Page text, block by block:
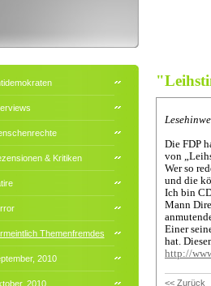
& Kritiken
Themenfremdes
2010
2010
Die FDP
von
Wer so
und die
Ich bin
Mann
Einer
hat.
http://
<< Zurück